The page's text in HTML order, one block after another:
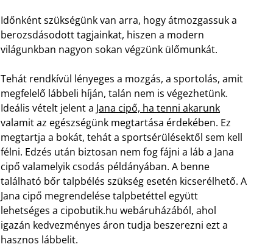
Időnként szükségünk van arra, hogy átmozgassuk a
berozsdásodott tagjainkat, hiszen a modern
világunkban nagyon sokan végzünk ülőmunkát.
Tehát rendkívül lényeges a mozgás, a sportolás, amit
megfelelő lábbeli híján, talán nem is végezhetünk.
Ideális vételt jelent a Jana cipő, ha tenni akarunk
valamit az egészségünk megtartása érdekében. Ez
megtartja a bokát, tehát a sportsérülésektől sem kell
félni. Edzés után biztosan nem fog fájni a láb a Jana
cipő valamelyik csodás példányában. A benne
található bőr talpbélés szükség esetén kicserélhető. A
Jana cipő megrendelése talpbetéttel együtt
lehetséges a cipobutik.hu webáruházából, ahol
igazán kedvezményes áron tudja beszerezni ezt a
hasznos lábbelit.